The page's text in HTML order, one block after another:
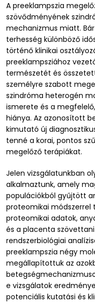
A preeklampszia
szövődményének
mechanizmus miatt.
terhesség különböző
történő klinikai
preeklampsziához
természetét és
személyre szabott
szindróma heterogén
ismerete és a
hiánya. Az azonosított
kimutató új
tenné a korai, pontos
megelőző terápiákat.
Jelen vizsgálatunkban
alkalmaztunk, amely
populációkból gyűjtött
proteomikai
proteomikai adatok,
és a placenta
rendszerbiológiai
preeklampszia négy
megállapítottuk az
e vizsgálatok
potenciális kutatási és